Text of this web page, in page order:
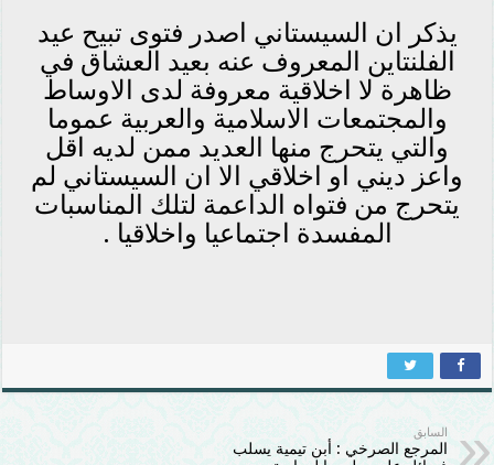
يذكر ان السيستاني اصدر فتوى تبيح عيد
الفلنتاين المعروف عنه بعيد العشاق في
ظاهرة لا اخلاقية معروفة لدى الاوساط
والمجتمعات الاسلامية والعربية عموما
والتي يتحرج منها العديد ممن لديه اقل
واعز ديني او اخلاقي الا ان السيستاني لم
يتحرج من فتواه الداعمة لتلك المناسبات
المفسدة اجتماعيا واخلاقيا .
السابق
المرجع الصرخي : أبن تيمية يسلب